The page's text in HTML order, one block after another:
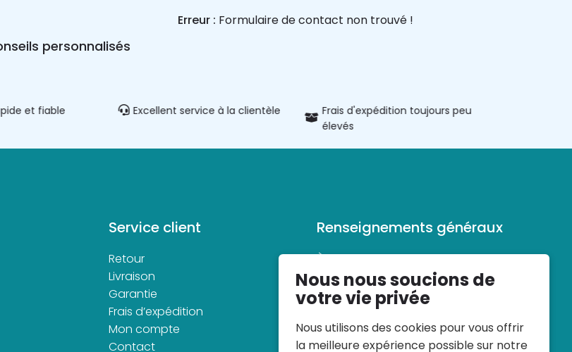
personnalisés
Erreur : Formulaire de contact non trouvé !
et fiable Excellent service à la clientèle
Frais d'expédition toujours peu
élevés
Service client
Retour
Livraison
Garantie
Frais d’expédition
Mon compte
Contact
Renseignements généraux
À propos de veloconfort
Conditions générales d’utilisation
Déclaration de confidentialité
Nous nous soucions de
votre vie privée
Nous utilisons des cookies pour vous offrir
la meilleure expérience possible sur notre